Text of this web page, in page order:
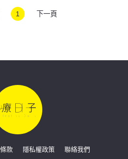
1 下一頁
款 隱私權政策 聯絡我們